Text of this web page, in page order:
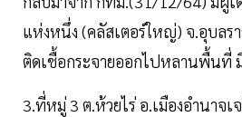
แห่งหนึ่ง (คลัสเตอร์ใหญ่) จ.อุบลร
ติดเชื้อกระจายออกไปหลานพื้นที่
3.ที่หมู่ 3 ต.ห้วยไร่ อ.เมืองอำนาจเ